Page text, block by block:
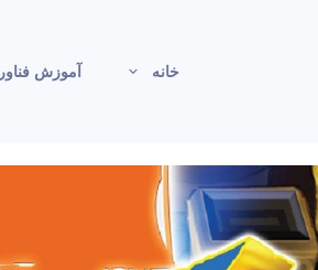
خانه آموزش